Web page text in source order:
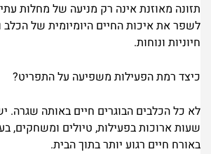
תזונה מאוזנת אינה רק מניעה של מחלות
לשפר את איכות החיים היומיומית של הכלב
חיוניות ונוחות.
כיצד רמת הפעילות משפיעה על התפריט?
לא כל הכלבים הבוגרים חיים באותה שגרה.
שעות ארוכות בפעילות, טיולים ומשחקים,
באורח חיים רגוע יותר בתוך הבית.